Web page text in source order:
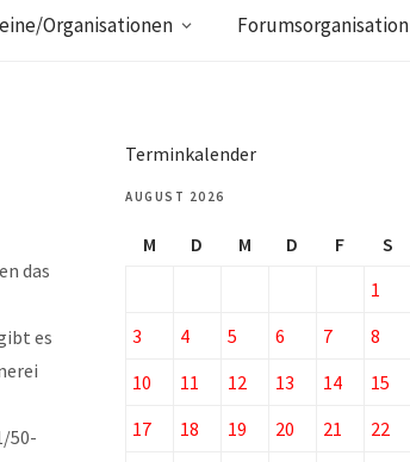
Organisationen Forumsorganisation
das
es
50-
Terminkalender
AUGUST 2026
M D M D F S
1
3
4 5 6 7 8
10
11 12 13 14 15
17
18 19 20 21 22